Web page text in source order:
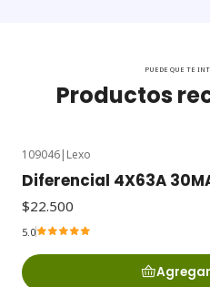
PUEDE QUE TE
Productos
109046| Lexo
Diferencial 4X63A
$22.500
5.0